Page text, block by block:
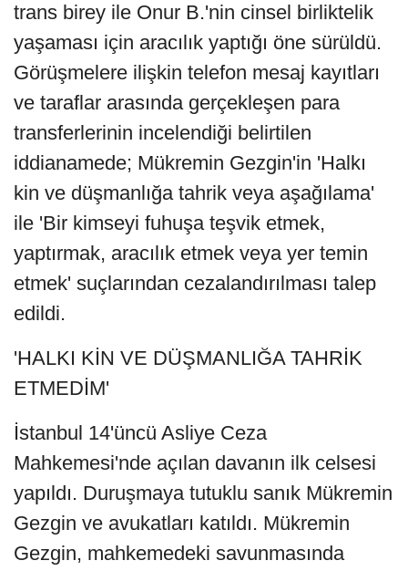
trans birey ile Onur B.'nin cinsel birliktelik
yaşaması için aracılık yaptığı öne sürüldü.
Görüşmelere ilişkin telefon mesaj kayıtları
ve taraflar arasında gerçekleşen para
transferlerinin incelendiği belirtilen
iddianamede; Mükremin Gezgin'in 'Halkı
kin ve düşmanlığa tahrik veya aşağılama'
ile 'Bir kimseyi fuhuşa teşvik etmek,
yaptırmak, aracılık etmek veya yer temin
etmek' suçlarından cezalandırılması talep
edildi.
'HALKI KİN VE DÜŞMANLIĞA TAHRİK
ETMEDİM'
İstanbul 14'üncü Asliye Ceza
Mahkemesi'nde açılan davanın ilk celsesi
yapıldı. Duruşmaya tutuklu sanık Mükremin
Gezgin ve avukatları katıldı. Mükremin
Gezgin, mahkemedeki savunmasında